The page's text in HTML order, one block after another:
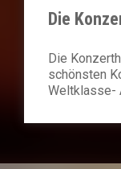
Die
Die
schönsten
Weltklasse-